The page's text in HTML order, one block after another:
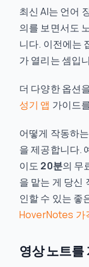
최신 AI는 언어
의를 보면서도
니다. 이전에는
가 열리는 셈입
더 다양한 옵션
성기 앱 가이드
어떻게 작동하
을 제공합니다.
이도 20분의 무
을 맡는 게 당신
인할 수 있는 좋
HoverNotes 가
영상 노트를